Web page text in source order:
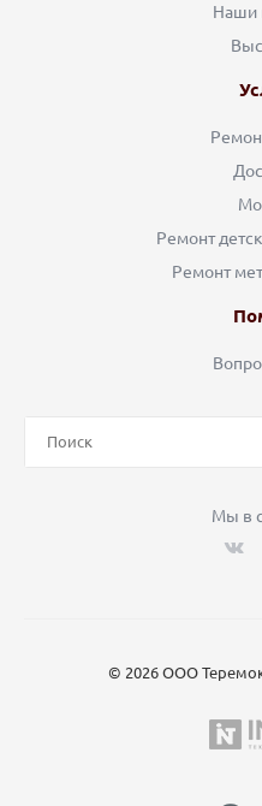
Наши
Ремонт
Ремонт
Мы в
© 2026 ООО